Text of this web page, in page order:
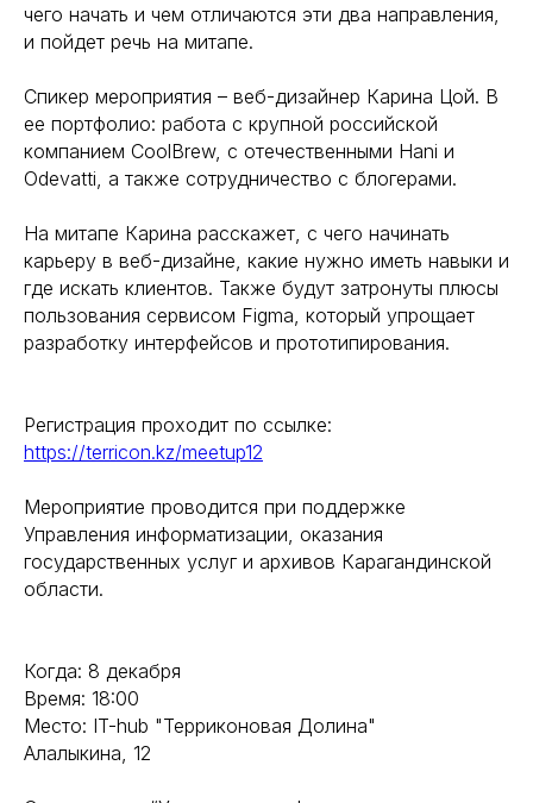
чего начать и чем отличаются эти два направления,
и пойдет речь на митапе.
Спикер мероприятия – веб-дизайнер Карина Цой. В
ее портфолио: работа с крупной российской
компанием СoolBrew, с отечественными Hani и
Odevatti, а также сотрудничество с блогерами.
На митапе Карина расскажет, с чего начинать
карьеру в веб-дизайне, какие нужно иметь навыки и
где искать клиентов. Также будут затронуты плюсы
пользования сервисом Figma, который упрощает
разработку интерфейсов и прототипирования.
Регистрация проходит по ссылке:
https://terricon.kz/meetup12
Мероприятие проводится при поддержке
Управления информатизации, оказания
государственных услуг и архивов Карагандинской
области.
Когда: 8 декабря
Время: 18:00
Место: IT-hub "Терриконовая Долина"
Алалыкина, 12